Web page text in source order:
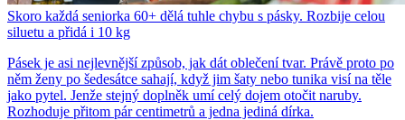
Skoro každá seniorka 60+ dělá tuhle chybu s pásky. Rozbije celou
siluetu a přidá i 10 kg
Pásek je asi nejlevnější způsob, jak dát oblečení tvar. Právě proto po
něm ženy po šedesátce sahají, když jim šaty nebo tunika visí na těle
jako pytel. Jenže stejný doplněk umí celý dojem otočit naruby.
Rozhoduje přitom pár centimetrů a jedna jediná dírka.